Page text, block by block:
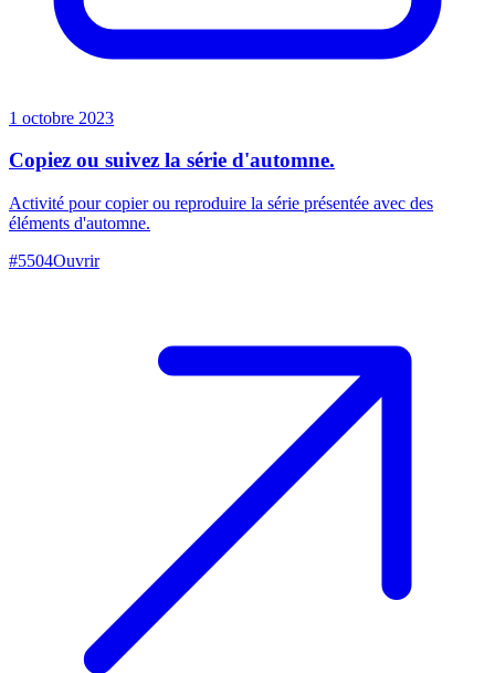
1 octobre 2023
Copiez ou suivez la série d'automne.
Activité pour copier ou reproduire la série présentée avec des
éléments d'automne.
#5504Ouvrir